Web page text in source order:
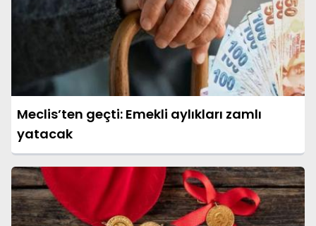
Meclis’ten geçti: Emekli aylıkları zamlı
yatacak